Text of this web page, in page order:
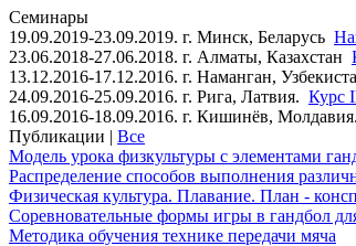
Семинары
19.09.2019-23.09.2019. г. Минск, Беларусь
23.06.2018-27.06.2018. г. Алматы, Казахстан
13.12.2016-17.12.2016. г. Наманган,
24.09.2016-25.09.2016. г. Рига, Латвия. Курс
16.09.2016-18.09.2016. г. Кишинёв,
Публикации | Все
Модель урока физкультуры с элементами
Распределение способов выполнения
Физическая культура. Плавание. План -
Соревновательные формы игры в гандбол
Методика обучения технике передачи мяча